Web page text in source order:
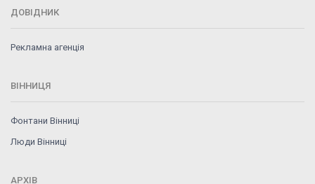
ДОВІДНИК
Рекламна агенція
ВІННИЦЯ
Фонтани Вінниці
Люди Вінниці
АРХІВ